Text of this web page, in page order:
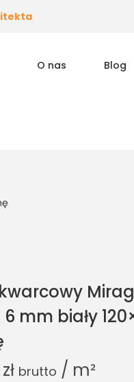
O nas Blog
6 mm biały
zł brutto / m²